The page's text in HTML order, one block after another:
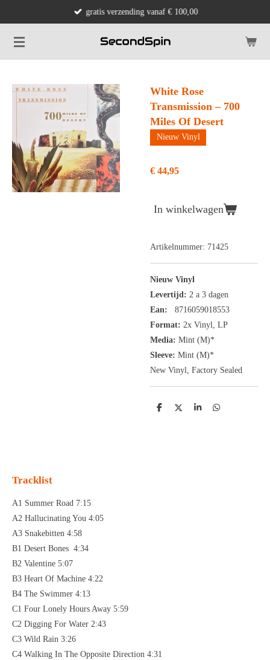
naar
de
gratis verzending vanaf € 100,00
White Rose
Transmission – 700
Miles Of Desert
Nieuw Vinyl
€ 44,95
In winkelwagen
Artikelnummer: 71425
Nieuw Vinyl
Levertijd: 2 a 3 dagen
Ean:
8716059018553
Format: 2x Vinyl, LP
Media: Mint (M)*
Sleeve: Mint (M)*
New Vinyl, Factory Sealed
D
D
S
D
Tracklist
A1 Summer Road 7:15
A2 Hallucinating You 4:05
A3 Snakebitten 4:58
B1 Desert Bones 4:34
B2 Valentine 5:07
B3 Heart Of Machine 4:22
B4 The Swimmer 4:13
C1 Four Lonely Hours Away 5:59
C2 Digging For Water 2:43
C3 Wild Rain 3:26
C4 Walking In The Opposite Direction 4:31